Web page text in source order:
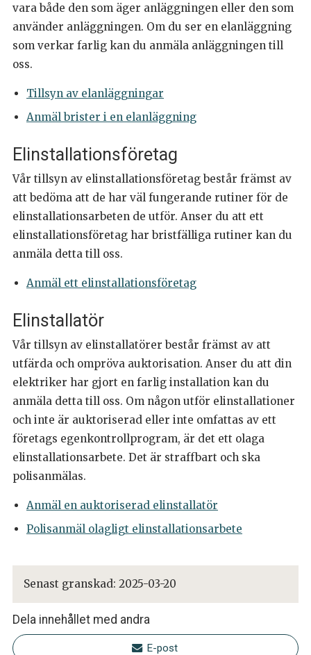
vara både den som äger anläggningen eller den som
använder anläggningen. Om du ser en elanläggning
som verkar farlig kan du anmäla anläggningen till
oss.
Tillsyn av elanläggningar
Anmäl brister i en elanläggning
Elinstallationsföretag
Vår tillsyn av elinstallationsföretag består främst av
att bedöma att de har väl fungerande rutiner för de
elinstallationsarbeten de utför. Anser du att ett
elinstallationsföretag har bristfälliga rutiner kan du
anmäla detta till oss.
Anmäl ett elinstallationsföretag
Elinstallatör
Vår tillsyn av elinstallatörer består främst av att
utfärda och ompröva auktorisation. Anser du att din
elektriker har gjort en farlig installation kan du
anmäla detta till oss. Om någon utför elinstallationer
och inte är auktoriserad eller inte omfattas av ett
företags egenkontrollprogram, är det ett olaga
elinstallationsarbete. Det är straffbart och ska
polisanmälas.
Anmäl en auktoriserad elinstallatör
Polisanmäl olagligt elinstallationsarbete
Senast granskad: 2025-03-20
Dela innehållet med andra
E-post